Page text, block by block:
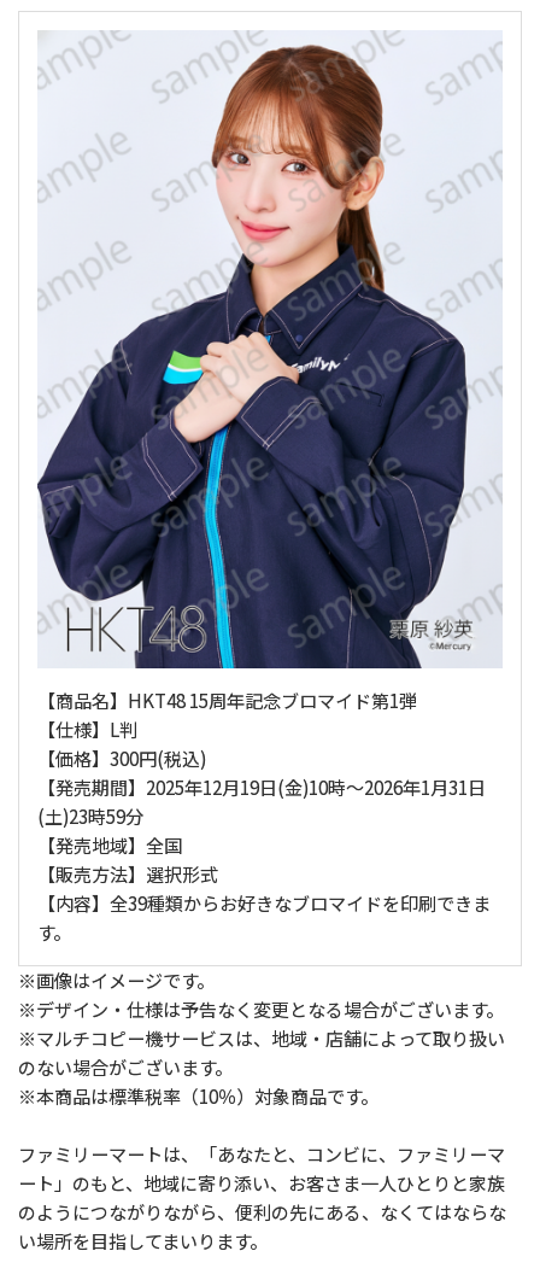
【商品名】HKT48 15周年記念ブロマイド第1弾
【仕様】L判
【価格】300円(税込)
【発売期間】2025年12月19日(金)10時～2026年1月31日
(土)23時59分
【発売地域】全国
【販売方法】選択形式
【内容】全39種類からお好きなブロマイドを印刷できま
す。
※画像はイメージです。
※デザイン・仕様は予告なく変更となる場合がございます。
※マルチコピー機サービスは、地域・店舗によって取り扱い
のない場合がございます。
※本商品は標準税率（10％）対象商品です。
ファミリーマートは、「あなたと、コンビに、ファミリーマ
ート」のもと、地域に寄り添い、お客さま一人ひとりと家族
のようにつながりながら、便利の先にある、なくてはならな
い場所を目指してまいります。